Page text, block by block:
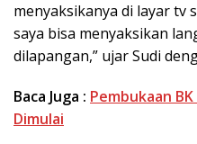
menyaksikanya di layar tv
saya bisa menyaksikan
dilapangan,” ujar Sudi
Baca Juga : Pembukaan
Dimulai